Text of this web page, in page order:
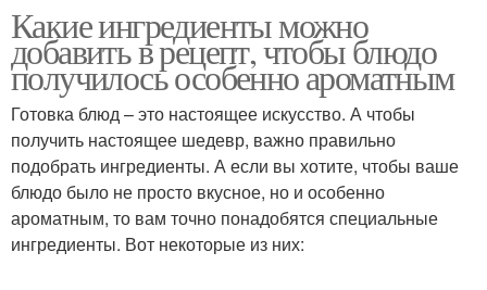
Какие ингредиенты можно
добавить в рецепт, чтобы блюдо
получилось особенно ароматным
Готовка блюд – это настоящее искусство. А чтобы
получить настоящее шедевр, важно правильно
подобрать ингредиенты. А если вы хотите, чтобы ваше
блюдо было не просто вкусное, но и особенно
ароматным, то вам точно понадобятся специальные
ингредиенты. Вот некоторые из них: